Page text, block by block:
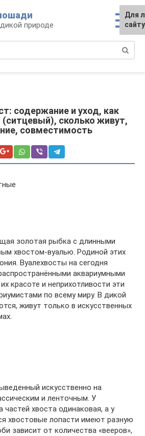
природе
содержание и уход, как
сколько живут,
совместимость
золотая рыбка с длинными
хвостом-вуалью. Родиной этих
Вуалехвосты на сегодня
аквариумными
красоте и неприхотливости эти
по всему миру. В дикой
живут только в искусственных
искусственно на
и ленточным. У
частей хвоста одинаковая, а у
хвостовые лопасти имеют разную
зависит от количества «вееров»,
Для